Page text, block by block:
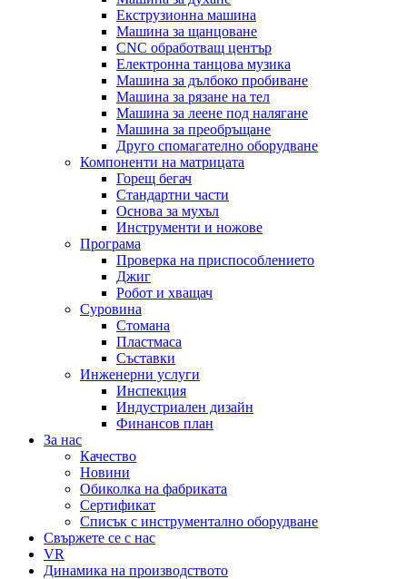
Екструзионна машина
Машина за щанцоване
CNC обработващ център
Електронна танцова музика
Машина за дълбоко пробиване
Машина за рязане на тел
Машина за леене под налягане
Машина за преобръщане
Друго спомагателно оборудване
Компоненти на матрицата
Горещ бегач
Стандартни части
Основа за мухъл
Инструменти и ножове
Програма
Проверка на приспособлението
Джиг
Робот и хващач
Суровина
Стомана
Пластмаса
Съставки
Инженерни услуги
Инспекция
Индустриален дизайн
Финансов план
За нас
Качество
Новини
Обиколка на фабриката
Сертификат
Списък с инструментално оборудване
Свържете се с нас
VR
Динамика на производството